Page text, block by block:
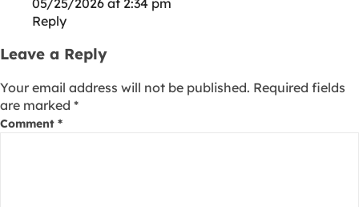
05/25/2026 at 2:34 pm
Reply
Leave a Reply
Your email address will not be published. Required fields
are marked *
Comment *